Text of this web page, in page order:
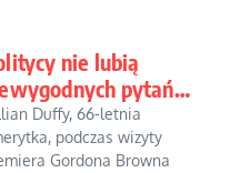
nie lubią
pytań…
Duffy, 66-letnia
podczas wizyty
Gordona Browna